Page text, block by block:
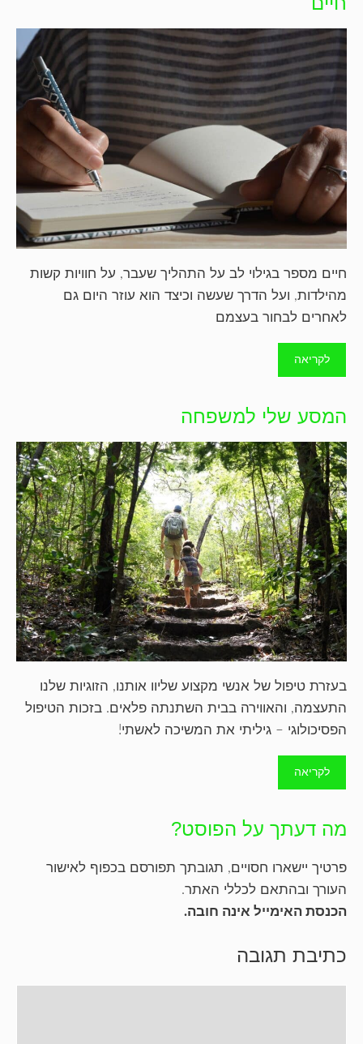
חיים מספר בגילוי לב על התהליך שעבר, על חוויות קשות
מהילדות, ועל הדרך שעשה וכיצד הוא עוזר היום גם
לאחרים לבחור בעצמם
לקריאה
המסע שלי למשפחה
בעזרת טיפול של אנשי מקצוע שליוו אותנו, הזוגיות שלנו
התעצמה, והאווירה בבית השתנתה פלאים. בזכות הטיפול
הפסיכולוגי – גיליתי את המשיכה לאשתי!
לקריאה
מה דעתך על הפוסט?
פרטיך יישארו חסויים, תגובתך תפורסם בכפוף לאישור
העורך ובהתאם לכללי האתר.
הכנסת האימייל אינה חובה.
כתיבת תגובה